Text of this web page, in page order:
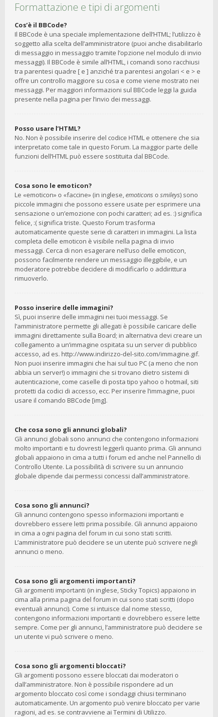
Formattazione e tipi di argomenti
Cos’è il BBCode?
Il BBCode è una speciale implementazione dell’HTML; l’utilizzo è
soggetto alla scelta dell’amministratore (puoi anche disabilitarlo
di messaggio in messaggio tramite l’opzione nel modulo di invio
messaggi). Il BBCode è simile all’HTML, i comandi sono racchiusi
tra parentesi quadre [ e ] anziché tra parentesi angolari < e > e
offre un controllo maggiore su cosa e come viene mostrato nei
messaggi. Per maggiori informazioni sul BBCode leggi la guida
presente nella pagina per l’invio dei messaggi.
Posso usare l’HTML?
No. Non è possibile inserire del codice HTML e ottenere che sia
interpretato come tale in questo Forum. La maggior parte delle
funzioni dell’HTML può essere sostituita dal BBCode.
Cosa sono le emoticon?
Le «emoticon» o «faccine» (in inglese,emoticons o smileys) sono
piccole immagini che possono essere usate per esprimere una
sensazione o un’emozione con pochi caratteri; ad es. :) significa
felice, :( significa triste. Questo Forum trasforma
automaticamente queste serie di caratteri in immagini. La lista
completa delle emoticon è visibile nella pagina di invio
messaggi. Cerca di non esagerare nell’uso delle emoticon,
possono facilmente rendere un messaggio illeggibile, e un
moderatore potrebbe decidere di modificarlo o addirittura
rimuoverlo.
Posso inserire delle immagini?
Sì, puoi inserire delle immagini nei tuoi messaggi. Se
l’amministratore permette gli allegati è possibile caricare delle
immagini direttamente sulla Board; in alternativa devi creare un
collegamento a un’immagine ospitata su un server di pubblico
accesso, ad es. http://www.indirizzo-del-sito.com/immagine.gif.
Non puoi inserire immagini che hai sul tuo PC (a meno che non
abbia un server!) o immagini che si trovano dietro sistemi di
autenticazione, come caselle di posta tipo yahoo o hotmail, siti
protetti da codici di accesso, ecc. Per inserire l’immagine, puoi
usare il comando BBCode [img].
Che cosa sono gli annunci globali?
Gli annunci globali sono annunci che contengono informazioni
molto importanti e tu dovresti leggerli quanto prima. Gli annunci
globali appaiono in cima a tutti i forum ed anche nel Pannello di
Controllo Utente. La possibilità di scrivere su un annuncio
globale dipende dai permessi concessi dall’amministratore.
Cosa sono gli annunci?
Gli annunci contengono spesso informazioni importanti e
dovrebbero essere letti prima possibile. Gli annunci appaiono
in cima a ogni pagina del forum in cui sono stati scritti.
L’amministratore può decidere se un utente può scrivere negli
annunci o meno.
Cosa sono gli argomenti importanti?
Gli argomenti importanti (in inglese, Sticky Topics) appaiono in
cima alla prima pagina del forum in cui sono stati scritti (dopo
eventuali annunci). Come si intuisce dal nome stesso,
contengono informazioni importanti e dovrebbero essere lette
sempre. Come per gli annunci, l’amministratore può decidere se
un utente vi può scrivere o meno.
Cosa sono gli argomenti bloccati?
Gli argomenti possono essere bloccati dai moderatori o
dall’amministratore. Non è possibile rispondere ad un
argomento bloccato così come i sondaggi chiusi terminano
automaticamente. Un argomento può venire bloccato per varie
ragioni, ad es. se contravviene ai Termini di Utilizzo.